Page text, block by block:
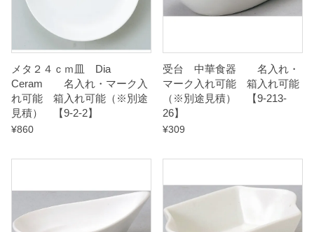
t
i
t
メタ２４ｃｍ皿 Dia
Ceram 名入れ・マーク入
れ可能 箱入れ可能（※別途
見積） 【9-2-2】
¥860
受台 中華食器 名入れ・
マーク入れ可能 箱入れ可能
（※別途見積） 【9-213-
26】
¥309